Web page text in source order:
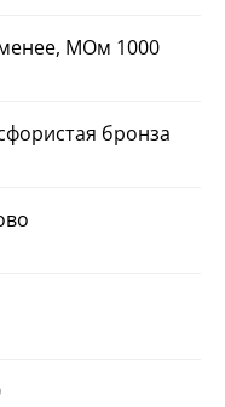
МОм 1000
бронза